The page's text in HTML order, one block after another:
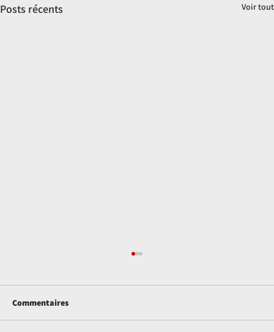
Posts récents Voir tout
Commentaires